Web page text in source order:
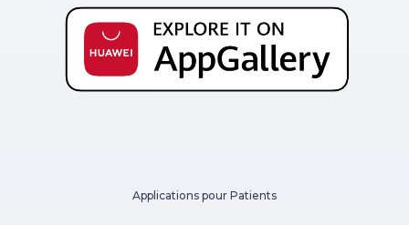
Applications pour Patients